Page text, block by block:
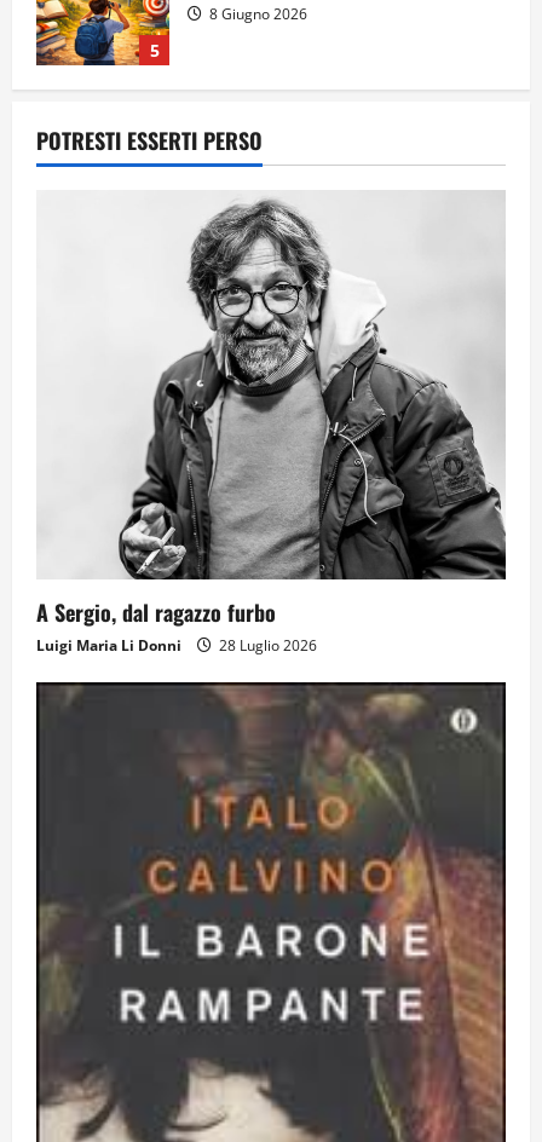
5
8 Giugno 2026
Majorana-Maitani al Festival
dell’Innovazione Scolastica
23 Giugno 2026
Il futuro ha ancora bisogno di noi?
14 Giugno 2026
3
Orientarsi significa Scegliere. Ogni
gesto lascia un impronta
13 Giugno 2026
4
Come hanno fatto? La scalata lampo del
Como 1907 verso l’Europa
12 Giugno 2026
Obiettivi
8 Giugno 2026
POTRESTI ESSERTI PERSO
A Sergio, dal ragazzo furbo
Luigi Maria Li Donni 28 Luglio 2026